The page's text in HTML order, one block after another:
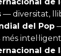
— diversitat,
del Pop
més
de